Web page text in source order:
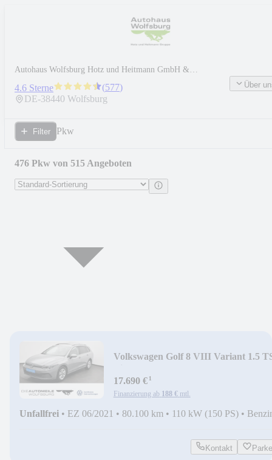
Autohaus Wolfsburg Hotz und Heitmann GmbH &
4.6 Sterne (577)
DE-38440 Wolfsburg
Über
Filter Pkw
476 Pkw von 515 Angeboten
Volkswagen Golf 8 VIII Variant 1.5
17.690 €¹
Finanzierung ab 188 € mtl.
Unfallfrei • EZ 06/2021 • 80.100 km • 110 kW (150 PS) •
Kontakt